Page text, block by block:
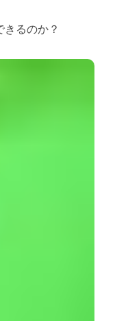
るのか？